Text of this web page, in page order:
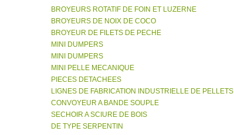
BROYEURS ROTATIF DE FOIN ET LUZERNE
BROYEURS DE NOIX DE COCO
BROYEUR DE FILETS DE PECHE
MINI DUMPERS
MINI DUMPERS
MINI PELLE MECANIQUE
PIECES DETACHEES
LIGNES DE FABRICATION INDUSTRIELLE DE PELLETS
CONVOYEUR A BANDE SOUPLE
SECHOIR A SCIURE DE BOIS
DE TYPE SERPENTIN